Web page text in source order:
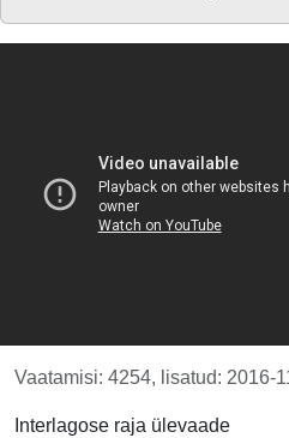
Vaatamisi: 4254, lisatud: 2016-
Interlagose raja ülevaade